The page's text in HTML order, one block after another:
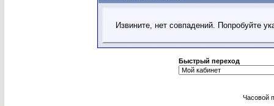
Извините, нет совпадений. Попробуйте
Быстрый переход
Часовой